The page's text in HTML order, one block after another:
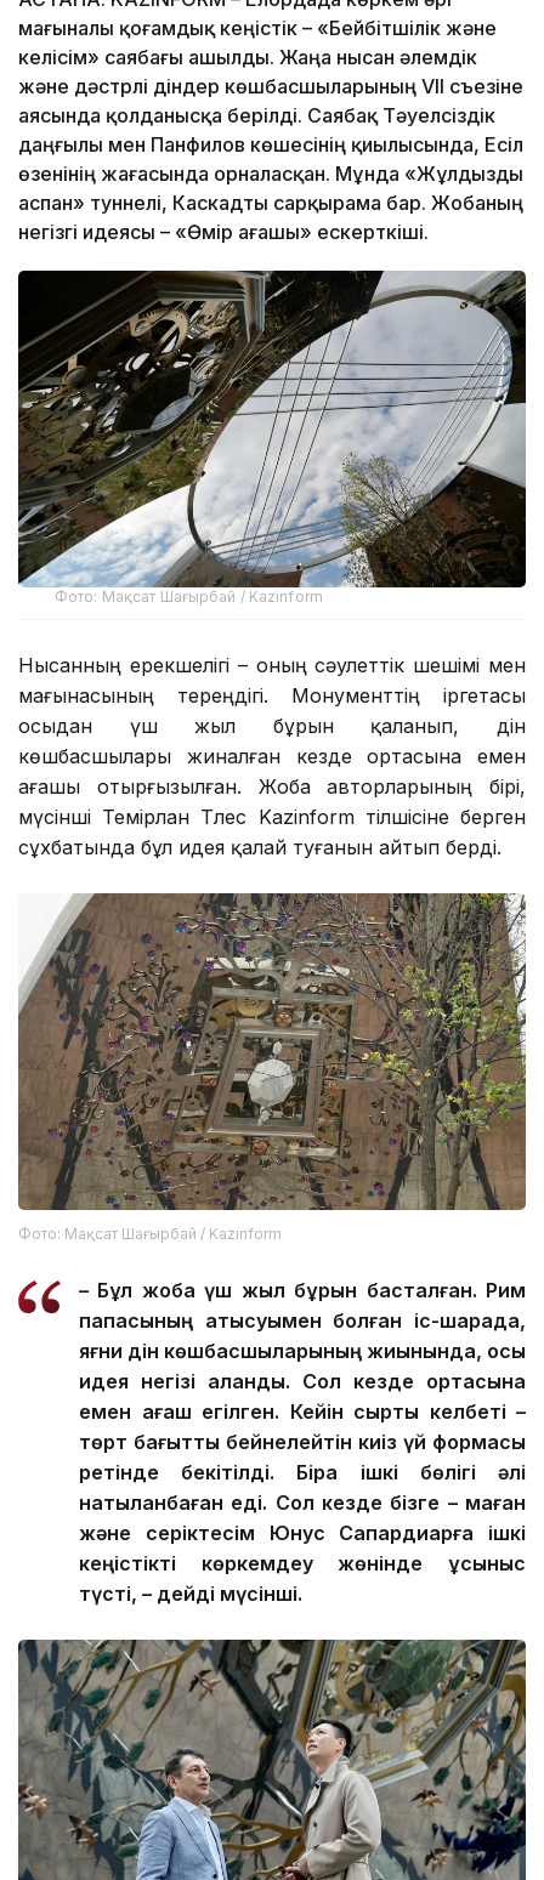
мағыналы қоғамдық кеңістік – «Бейбітшілік және
келісім» саябағы ашылды. Жаңа нысан әлемдік
және дәстүрлі діндер көшбасшыларының VII съезіне
аясында қолданысқа берілді. Саябақ Тәуелсіздік
даңғылы мен Панфилов көшесінің қиылысында, Есіл
өзенінің жағасында орналасқан. Мұнда «Жұлдызды
аспан» туннелі, Каскадты сарқырама бар. Жобаның
негізгі идеясы – «Өмір ағашы» ескерткіші.
Фото: Мақсат Шағырбай / Kazinform
Нысанның ерекшелігі – оның сәулеттік шешімі мен
мағынасының тереңдігі. Монументтің іргетасы
осыдан үш жыл бұрын қаланып, дін
көшбасшылары жиналған кезде ортасына емен
ағашы отырғызылған. Жоба авторларының бірі,
мүсінші Темірлан Тлес Kazinform тілшісіне берген
сұхбатында бұл идея қалай туғанын айтып берді.
Фото: Мақсат Шағырбай / Kazinform
– Бұл жоба үш жыл бұрын басталған. Рим
папасының қатысуымен болған іс-шарада,
яғни дін көшбасшыларының жиынында, осы
идея негізі қаланды. Сол кезде ортасына
емен ағаш егілген. Кейін сыртқы келбеті –
төрт бағытты бейнелейтін киіз үй формасы
ретінде бекітілді. Бірақ ішкі бөлігі әлі
нақтыланбаған еді. Сол кезде бізге – маған
және серіктесім Юнус Сапардиарға ішкі
кеңістікті көркемдеу жөнінде ұсыныс
түсті, – дейді мүсінші.